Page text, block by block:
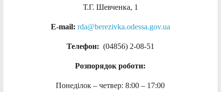
Т.Г. Шевченка, 1
E-mail: rda@berezivka.odessa.gov.ua
Телефон: (04856) 2-08-51
Розпорядок роботи:
Понеділок – четвер: 8:00 – 17:00